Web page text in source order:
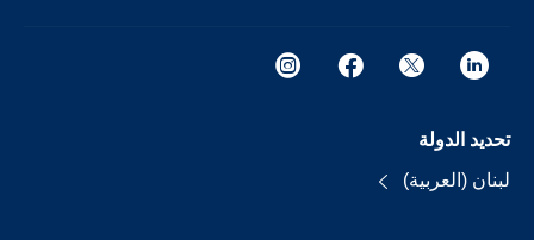
تحديد الدولة
لبنان (العربية)